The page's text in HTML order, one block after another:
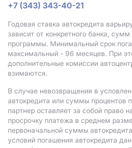
+7 (343) 343-40-21
Годовая ставка автокредита
зависит от конкретного банка,
программы. Минимальный срок
максимальный - 96 месяцев. При
дополнительные комиссии
взимаются.
В случае невозвращения в
автокредита или суммы процентов
партнер оставляет за собой право
просрочку платежа в среднем
первоначальной суммы
условий погашения автокредита